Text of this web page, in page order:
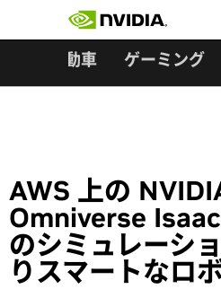
自動車 ゲーミング
AWS 上の
Omniverse
のシミュレーシ
りスマートなロ